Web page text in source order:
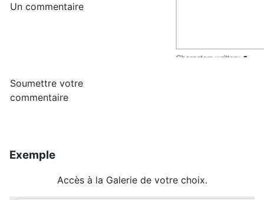
Un commentaire
Soumettre votre
commentaire
Exemple
Accès à la Galerie de votre choix.